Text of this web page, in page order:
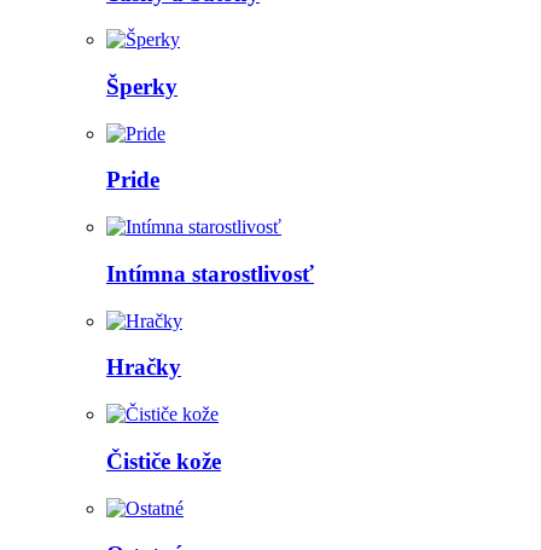
Šperky
Pride
Intímna starostlivosť
Hračky
Čističe kože